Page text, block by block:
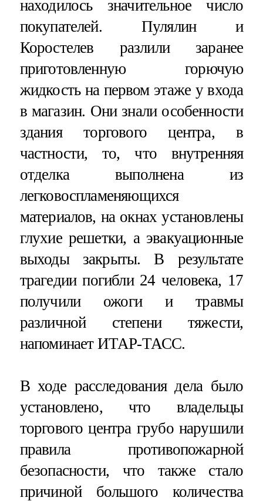
находилось значительное число
покупателей. Пулялин и
Коростелев разлили заранее
приготовленную горючую
жидкость на первом этаже у входа
в магазин. Они знали особенности
здания торгового центра, в
частности, то, что внутренняя
отделка выполнена из
легковоспламеняющихся
материалов, на окнах установлены
глухие решетки, а эвакуационные
выходы закрыты. В результате
трагедии погибли 24 человека, 17
получили ожоги и травмы
различной степени тяжести,
напоминает ИТАР-ТАСС.
В ходе расследования дела было
установлено, что владельцы
торгового центра грубо нарушили
правила противопожарной
безопасности, что также стало
причиной большого количества